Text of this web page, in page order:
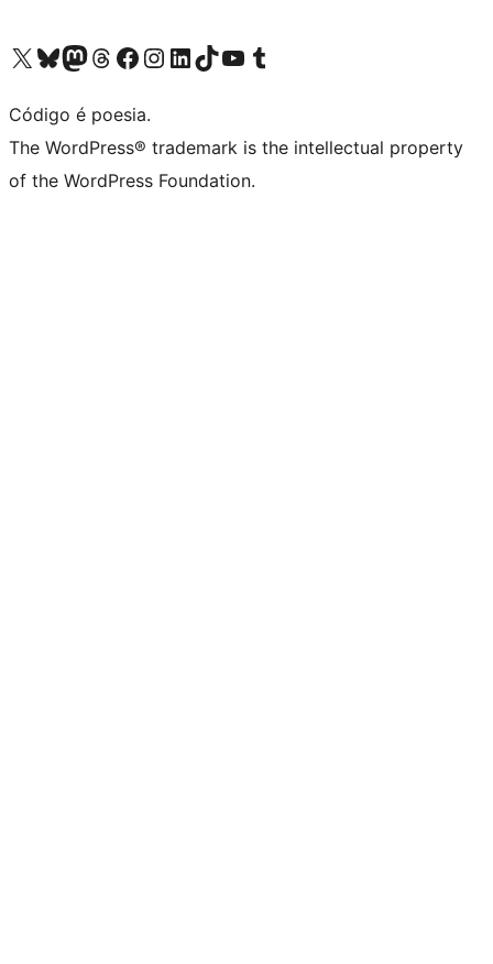
Acessar nossa conta do X (antigo Twitter)
Acessar nossa conta do Bluesky
Acessar nossa conta do Mastodon
Acessar nossa conta do Threads
Acessar nossa página do Facebook
Acessar nossa conta do Instagram
Acessar nossa conta do LinkedIn
Acessar nossa conta do TikTok
Acessar nosso canal do YouTube
Acessar nossa conta no Tumblr
Código é poesia.
The WordPress® trademark is the intellectual property
of the WordPress Foundation.